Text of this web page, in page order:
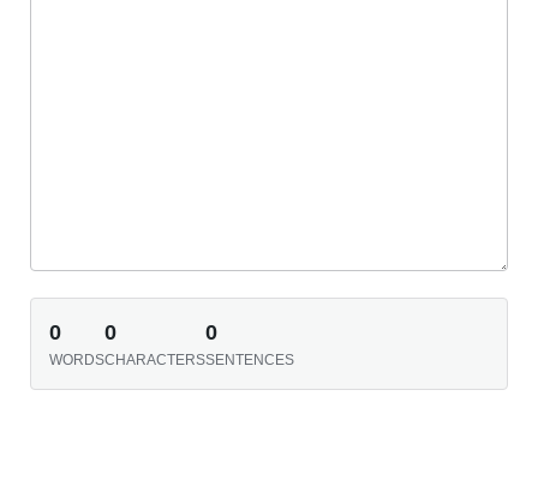
0
WORDS
0
CHARACTERS
0
SENTENCES